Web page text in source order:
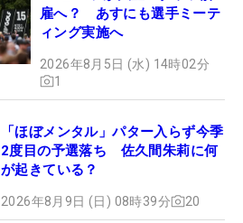
雇へ？ あすにも選手ミーテ
ィング実施へ
2026年8月5日 (水) 14時02分
1
「ほぼメンタル」パター入らず今季
2度目の予選落ち 佐久間朱莉に何
が起きている？
2026年8月9日 (日) 08時39分 20